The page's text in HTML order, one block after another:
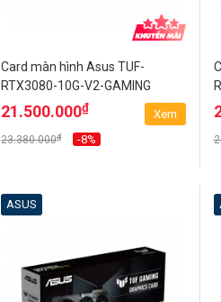
Card màn hình Asus TUF-
RTX3080-10G-V2-GAMING
21.500.000₫
23.380.000₫ -8%
Xem
ASUS